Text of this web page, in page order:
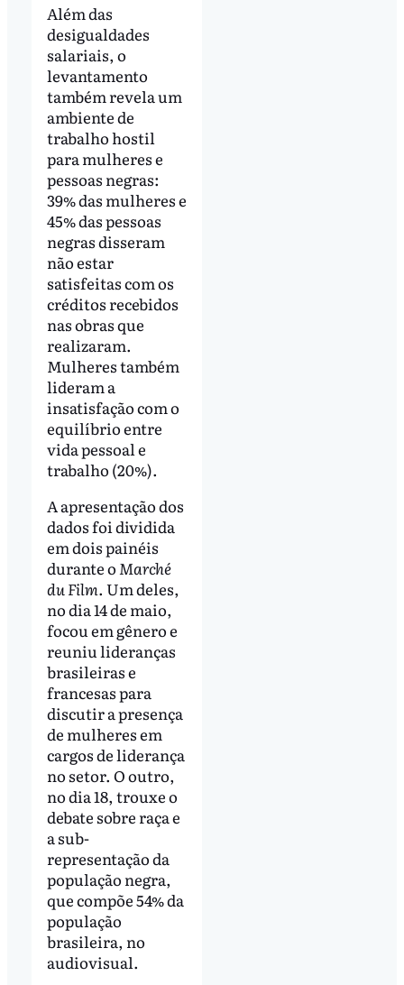
Além das
desigualdades
salariais, o
levantamento
também revela um
ambiente de
trabalho hostil
para mulheres e
pessoas negras:
39% das mulheres e
45% das pessoas
negras disseram
não estar
satisfeitas com os
créditos recebidos
nas obras que
realizaram.
Mulheres também
lideram a
insatisfação com o
equilíbrio entre
vida pessoal e
trabalho (20%).
A apresentação dos
dados foi dividida
em dois painéis
durante o Marché
du Film. Um deles,
no dia 14 de maio,
focou em gênero e
reuniu lideranças
brasileiras e
francesas para
discutir a presença
de mulheres em
cargos de liderança
no setor. O outro,
no dia 18, trouxe o
debate sobre raça e
a sub-
representação da
população negra,
que compõe 54% da
população
brasileira, no
audiovisual.